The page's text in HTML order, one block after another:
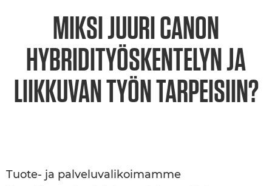
MIKSI JUURI CANON
HYBRIDITYÖSKENTELYN JA
LIIKKUVAN TYÖN TARPEISIIN?
Tuote- ja palveluvalikoimamme